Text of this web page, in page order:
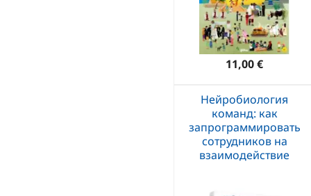
11,00 €
Нейробиология
команд: как
запрограммировать
сотрудников на
взаимодействие